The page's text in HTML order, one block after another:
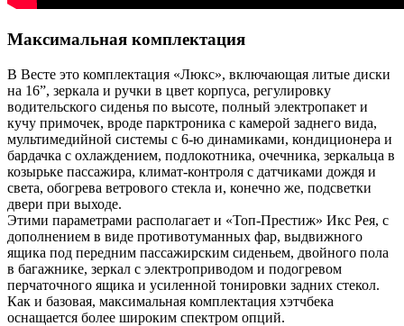
Максимальная комплектация
В Весте это комплектация «Люкс», включающая литые диски
на 16”, зеркала и ручки в цвет корпуса, регулировку
водительского сиденья по высоте, полный электропакет и
кучу примочек, вроде парктроника с камерой заднего вида,
мультимедийной системы с 6-ю динамиками, кондиционера и
бардачка с охлаждением, подлокотника, очечника, зеркальца в
козырьке пассажира, климат-контроля с датчиками дождя и
света, обогрева ветрового стекла и, конечно же, подсветки
двери при выходе.
Этими параметрами располагает и «Топ-Престиж» Икс Рея, с
дополнением в виде противотуманных фар, выдвижного
ящика под передним пассажирским сиденьем, двойного пола
в багажнике, зеркал с электроприводом и подогревом
перчаточного ящика и усиленной тонировки задних стекол.
Как и базовая, максимальная комплектация хэтчбека
оснащается более широким спектром опций.